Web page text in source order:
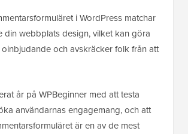
i WordPress matchar
din webbplats design, vilket kan göra
och avskräcker folk från att
år på WPBeginner med att testa
användarnas engagemang, och att
är en av de mest